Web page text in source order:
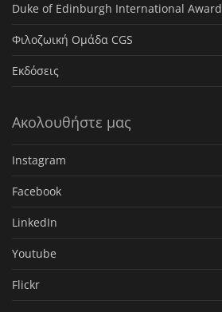
Duke of Edinburgh International Award
Φιλοζωική Ομάδα CGS
Εκδόσεις
Ακολουθήστε μας
Instagram
Facebook
LinkedIn
Youtube
Flickr